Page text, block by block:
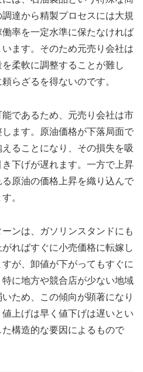
達から精製プロセスには大規
率を一定水準に保たなければ
ます。そのため元売り会社は
柔軟に調整することが難し
らざるを得ないのです。
であるため、元売り会社は市
ます。原油価格が下落局面で
ることになり、その損失を吸
下げが遅れます。一方で上昇
原油の価格上昇を織り込んで
。
ンは、ガソリンスタンドにも
ればすぐに小売価格に転嫁し
が、卸値が下がってもすぐに
に地方や競合店が少ない地域
ため、この傾向が顕著になり
上げは早く値下げは遅いとい
構造的な要因によるもので